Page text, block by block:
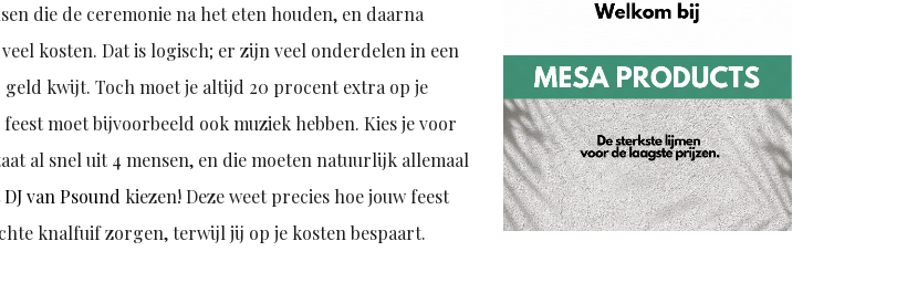
die de ceremonie na het eten houden, en daarna
kosten. Dat is logisch; er zijn veel onderdelen in een
kwijt. Toch moet je altijd 20 procent extra op je
moet bijvoorbeeld ook muziek hebben. Kies je voor
al snel uit 4 mensen, en die moeten natuurlijk allemaal
van Psound kiezen! Deze weet precies hoe jouw feest
knalfuif zorgen, terwijl jij op je kosten bespaart.